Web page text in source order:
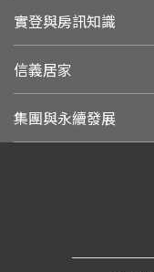
實登與房訊知識
信義居家
集團與永續發展